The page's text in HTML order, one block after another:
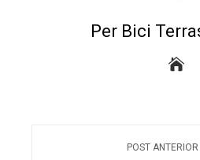
Per Bici
POST ANTERIOR